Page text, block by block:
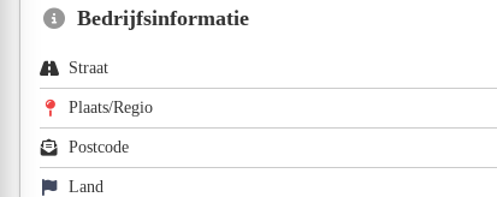
Bedrijfsinformatie
Straat
Plaats/Regio
Postcode
Land